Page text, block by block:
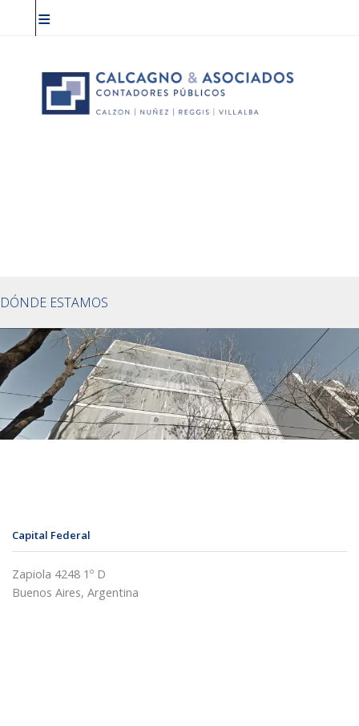
DÓNDE ESTAMOS
Capital Federal
Zapiola 4248 1º D
Buenos Aires, Argentina